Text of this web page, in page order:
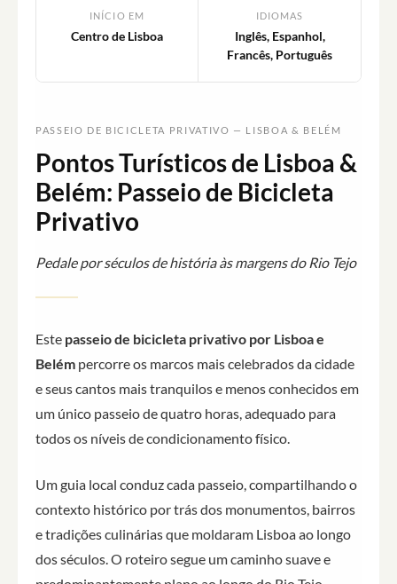
INÍCIO EM
Centro de Lisboa
IDIOMAS
Inglês, Espanhol,
Francês, Português
PASSEIO DE BICICLETA PRIVATIVO — LISBOA & BELÉM
Pontos Turísticos de Lisboa &
Belém: Passeio de Bicicleta
Privativo
Pedale por séculos de história às margens do Rio Tejo
Este passeio de bicicleta privativo por Lisboa e
Belém percorre os marcos mais celebrados da cidade
e seus cantos mais tranquilos e menos conhecidos em
um único passeio de quatro horas, adequado para
todos os níveis de condicionamento físico.
Um guia local conduz cada passeio, compartilhando o
contexto histórico por trás dos monumentos, bairros
e tradições culinárias que moldaram Lisboa ao longo
dos séculos. O roteiro segue um caminho suave e